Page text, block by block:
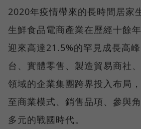
2020年疫情帶來的長時間居家
生鮮食品電商產業在歷經十餘
迎來高達21.5%的罕見成長高
台、實體零售、製造貿易商社
領域的企業集團跨界投入布局
至商業模式、銷售品項、參與
多元的戰國時代。